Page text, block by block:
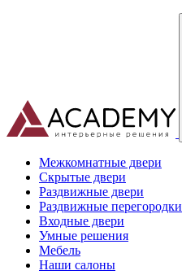
Межкомнатные двери
Скрытые двери
Раздвижные двери
Раздвижные перегородки
Входные двери
Умные решения
Мебель
Наши салоны